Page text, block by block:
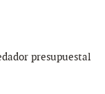
presupuestal